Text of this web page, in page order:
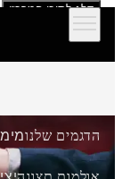
דלג לתוכן המרכזי
הדגמים שלנומימון